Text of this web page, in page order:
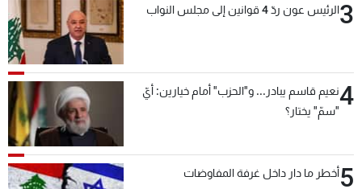
3الرئيس عون ردّ 4 قوانين إلى مجلس النواب
4نعيم قاسم يبادر... و"الحزب" أمام خيارين: أيّ
"سمّ" يختار؟
5أخطر ما دار داخل غرفة المفاوضات